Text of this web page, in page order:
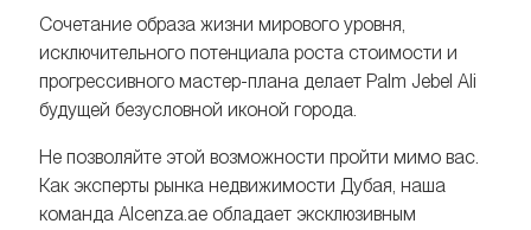
Сочетание образа жизни мирового уровня,
исключительного потенциала роста стоимости и
прогрессивного мастер-плана делает Palm Jebel Ali
будущей безусловной иконой города.
Не позволяйте этой возможности пройти мимо вас.
Как эксперты рынка недвижимости Дубая, наша
команда Alcenza.ae обладает эксклюзивным